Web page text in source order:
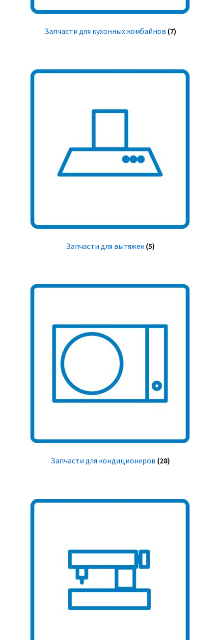
Запчасти для кухонных комбайнов (7)
Запчасти для вытяжек (5)
Запчасти для кондиционеров (28)